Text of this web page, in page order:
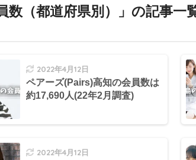
数（都道府県別）」の記事一
2022年4月12日
ペアーズ(Pairs)高知の会員数は
約17,690人(22年2月調査)
2022年4月12日